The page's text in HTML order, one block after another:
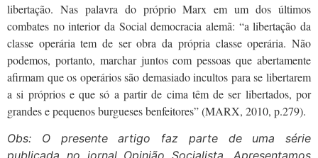
libertação. Nas palavra do próprio Marx em um dos últimos
combates no interior da Social democracia alemã: “a libertação da
classe operária tem de ser obra da própria classe operária. Não
podemos, portanto, marchar juntos com pessoas que abertamente
afirmam que os operários são demasiado incultos para se libertarem
a si próprios e que só a partir de cima têm de ser libertados, por
grandes e pequenos burgueses benfeitores” (MARX, 2010, p.279).
Obs: O presente artigo faz parte de uma série
publicada no jornal Opinião Socialista. Apresentamos